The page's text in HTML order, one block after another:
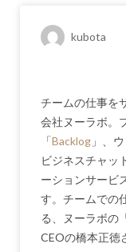
kubota
チームの仕事を
会社ヌーラボ。
「Backlog 」、
ビジネスチャッ
ーションサービ
す。チームでの
る、ヌーラボの
CEOの橋本正徳